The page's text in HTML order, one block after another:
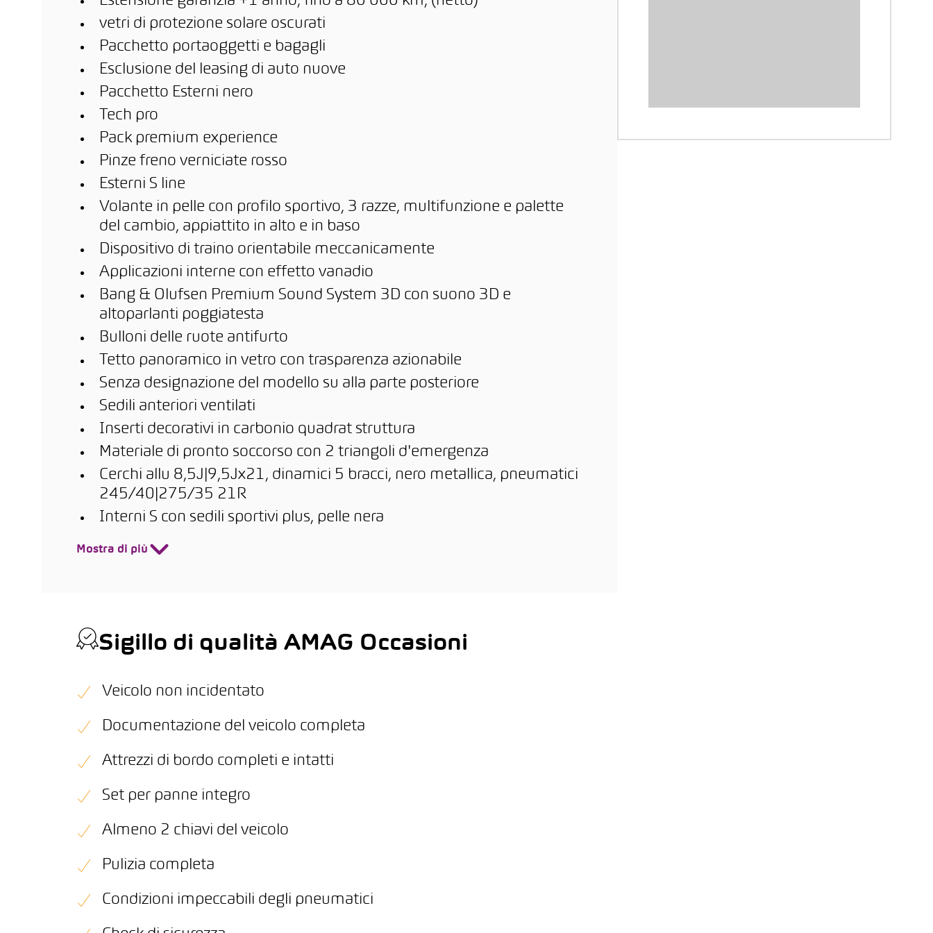
vetri di protezione solare oscurati
Pacchetto portaoggetti e bagagli
Esclusione del leasing di auto nuove
Pacchetto Esterni nero
Tech pro
Pack premium experience
Pinze freno verniciate rosso
Esterni S line
Volante in pelle con profilo sportivo, 3 razze, multifunzione e palette
del cambio, appiattito in alto e in baso
Dispositivo di traino orientabile meccanicamente
Applicazioni interne con effetto vanadio
Bang & Olufsen Premium Sound System 3D con suono 3D e
altoparlanti poggiatesta
Bulloni delle ruote antifurto
Tetto panoramico in vetro con trasparenza azionabile
Senza designazione del modello su alla parte posteriore
Sedili anteriori ventilati
Inserti decorativi in carbonio quadrat struttura
Materiale di pronto soccorso con 2 triangoli d'emergenza
Cerchi allu 8,5J|9,5Jx21, dinamici 5 bracci, nero metallica, pneumatici
245/40|275/35 21R
Interni S con sedili sportivi plus, pelle nera
Mostra di più
Sigillo di qualità AMAG Occasioni
Veicolo non incidentato
Documentazione del veicolo completa
Attrezzi di bordo completi e intatti
Set per panne integro
Almeno 2 chiavi del veicolo
Pulizia completa
Condizioni impeccabili degli pneumatici